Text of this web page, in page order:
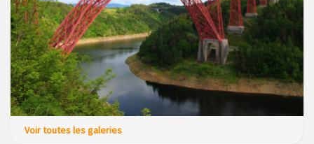
Voir toutes les galeries